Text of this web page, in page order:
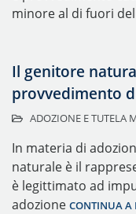
minore al di fuori
Il genitore
provvedimento
ADOZIONE E TUTELA
In materia di
naturale è il
è legittimato ad
adozione CONTINUA A